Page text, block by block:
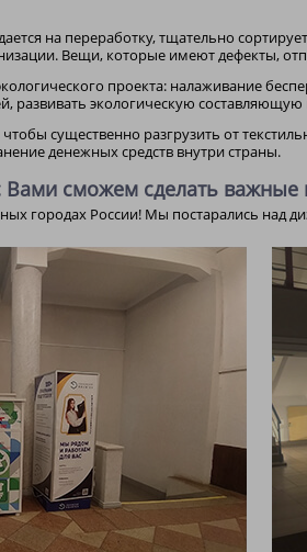
на переработку, тщательно
Вещи, которые имеют дефекты,
проекта: налаживание
экологическую
существенно разгрузить от
денежных средств внутри страны.
сможем сделать важные
городах России! Мы постарались над